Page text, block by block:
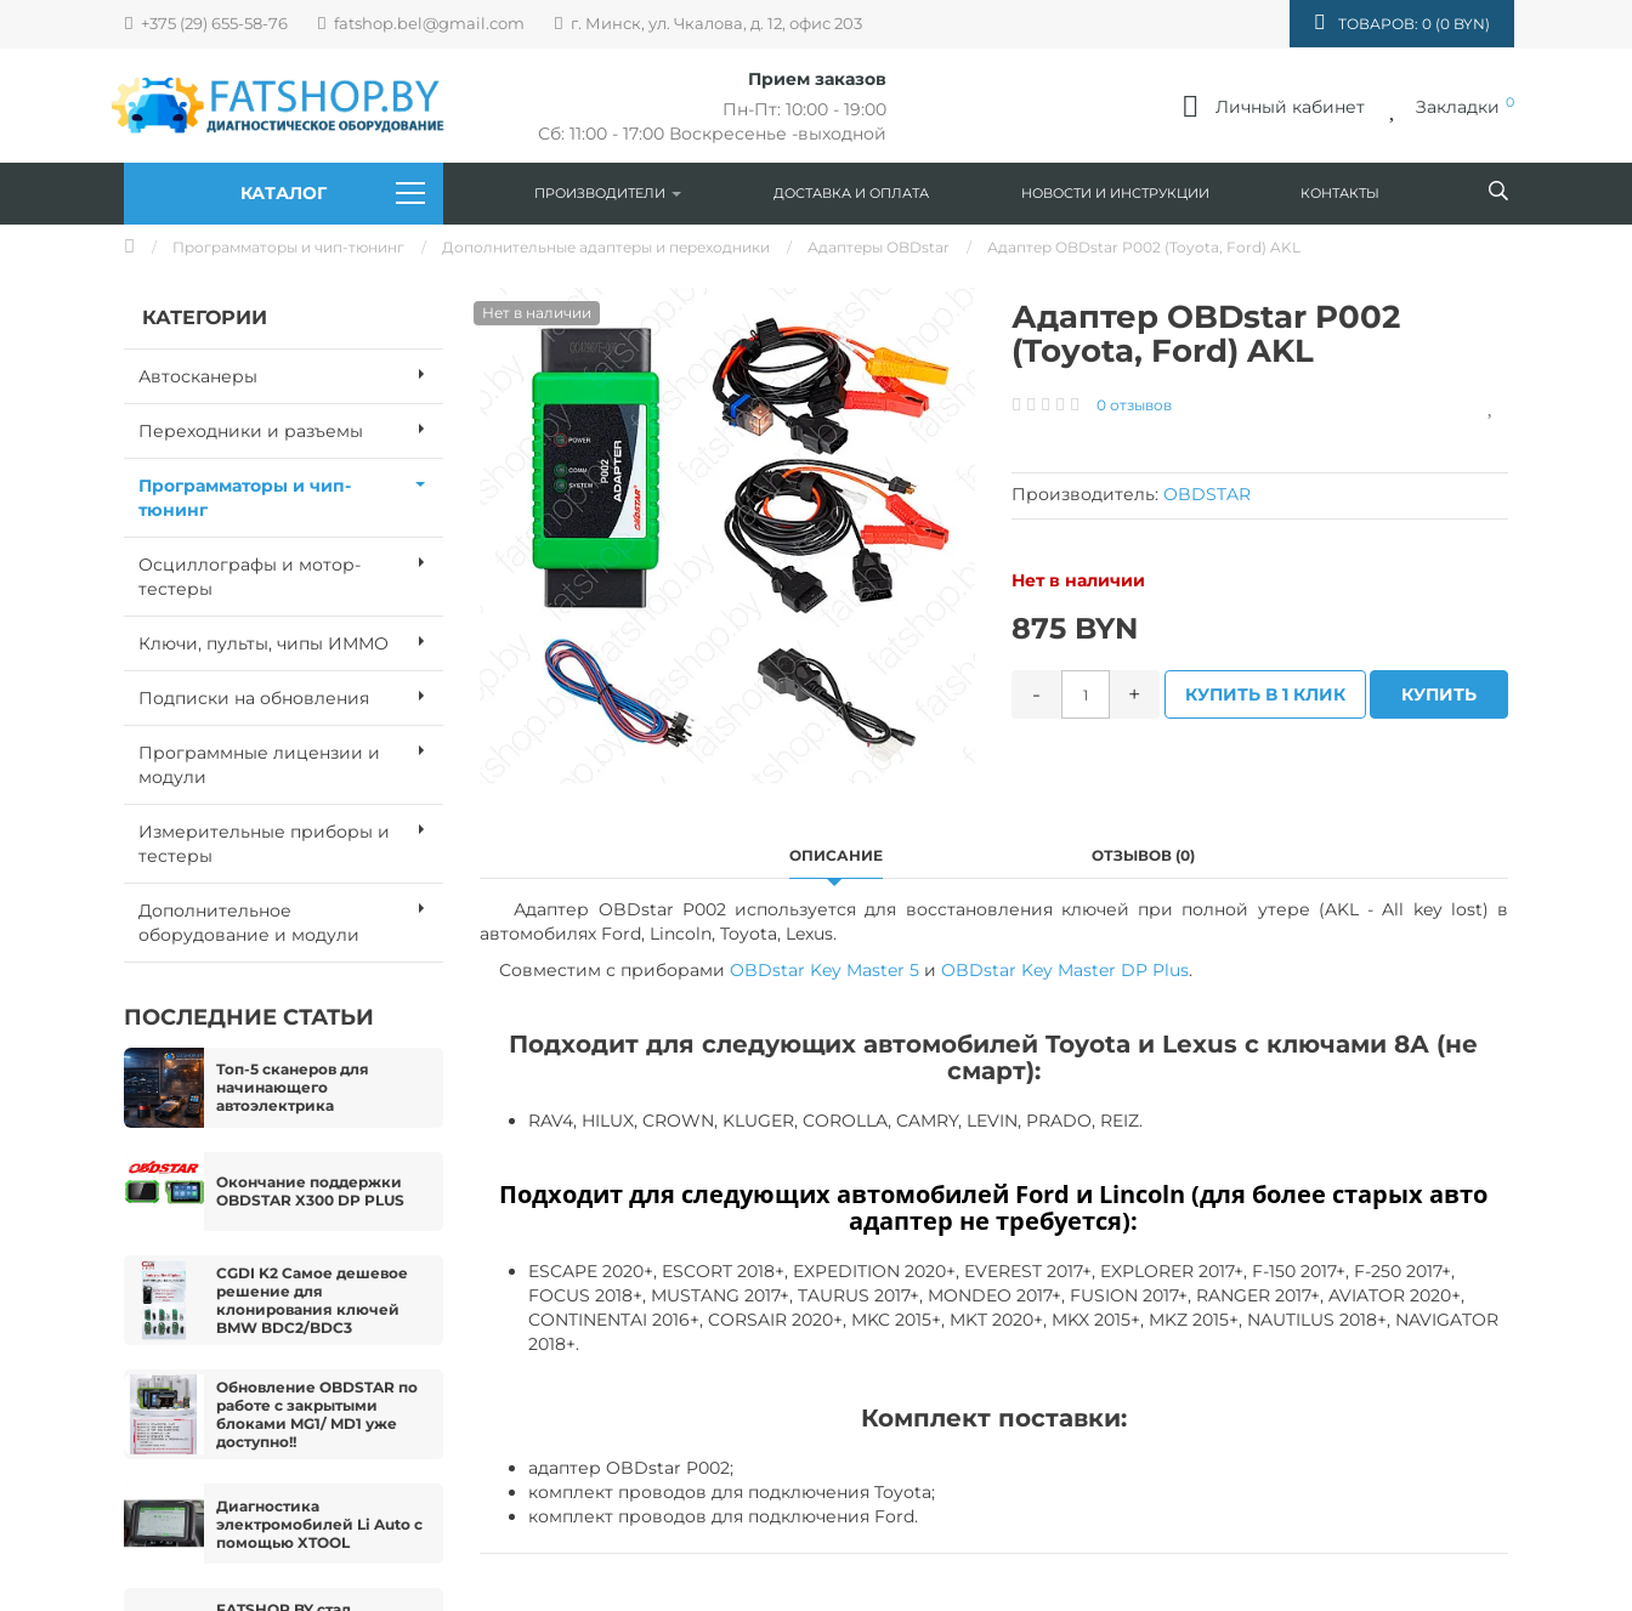
+375 (29) 655-58-76 fatshop.bel@gmail.com г. Минск, ул. Чкалова, д. 12, офис 203 ТОВАРОВ: 0 (0 BYN)
Прием заказов
Пн-Пт: 10:00 - 19:00
Сб: 11:00 - 17:00 Воскресенье -выходной
Личный кабинет Закладки 0
КАТАЛОГ ПРОИЗВОДИТЕЛИ ДОСТАВКА И ОПЛАТА НОВОСТИ И ИНСТРУКЦИИ КОНТАКТЫ
Программаторы и чип-тюнинг Дополнительные адаптеры и переходники Адаптеры OBDstar Адаптер OBDstar P002 (Toyota, Ford) AKL
КАТЕГОРИИ
Автосканеры
Переходники и разъемы
Программаторы и чип-
тюнинг
Осциллографы и мотор-
тестеры
Ключи, пульты, чипы ИММО
Подписки на обновления
Программные лицензии и
модули
Измерительные приборы и
тестеры
Дополнительное
оборудование и модули
ПОСЛЕДНИЕ СТАТЬИ
Топ-5 сканеров для
начинающего
автоэлектрика
Окончание поддержки
OBDSTAR X300 DP PLUS
CGDI K2 Самое дешевое
решение для
клонирования ключей
BMW BDC2/BDC3
Обновление OBDSTAR по
работе с закрытыми
блоками MG1/ MD1 уже
доступно!!
Диагностика
электромобилей Li Auto с
помощью XTOOL
Нет в наличии
Адаптер OBDstar P002
(Toyota, Ford) AKL
0 отзывов
Производитель:OBDSTAR
Нет в наличии
875 BYN
- + КУПИТЬ В 1 КЛИК КУПИТЬ
ОПИСАНИЕ ОТЗЫВОВ (0)
Адаптер OBDstar P002 используется для восстановления ключей при полной утере (AKL - All key lost) в
автомобилях Ford, Lincoln, Toyota, Lexus.
Совместим с приборами OBDstar Key Master 5и OBDstar Key Master DP Plus.
Подходит для следующих автомобилей Toyota и Lexus с ключами 8А (не
смарт):
RAV4, HILUX, CROWN, KLUGER, COROLLA, CAMRY, LEVIN, PRADO, REIZ.
Подходит для следующих автомобилей Ford и Lincoln (для более старых авто
адаптер не требуется):
ESCAPE 2020+, ESCORT 2018+, EXPEDITION 2020+, EVEREST 2017+, EXPLORER 2017+, F-150 2017+, F-250 2017+,
FOCUS 2018+, MUSTANG 2017+, TAURUS 2017+, MONDEO 2017+, FUSION 2017+, RANGER 2017+, AVIATOR 2020+,
CONTINENTAI 2016+, CORSAIR 2020+, MKC 2015+, MKT 2020+, MKX 2015+, MKZ 2015+, NAUTILUS 2018+, NAVIGATOR
2018+.
Комплект поставки:
адаптер OBDstar P002;
комплект проводов для подключения Toyota;
комплект проводов для подключения Ford.